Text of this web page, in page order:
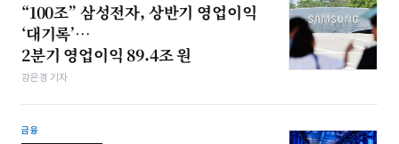
“100조” 삼성전자, 상반기 영업이익
‘대기록’…
2분기 영업이익 89.4조 원
강은경 기자
금융